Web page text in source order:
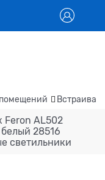
Feron AL502
28516
светильники